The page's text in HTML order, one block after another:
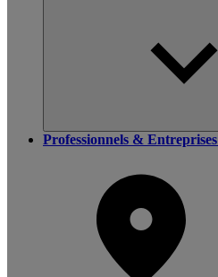
Professionnels & Entreprises